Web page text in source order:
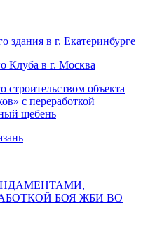
в г. Екатеринбурге
Клуба в г. Москва
объекта
с переработкой
щебень
БОЯ ЖБИ ВО